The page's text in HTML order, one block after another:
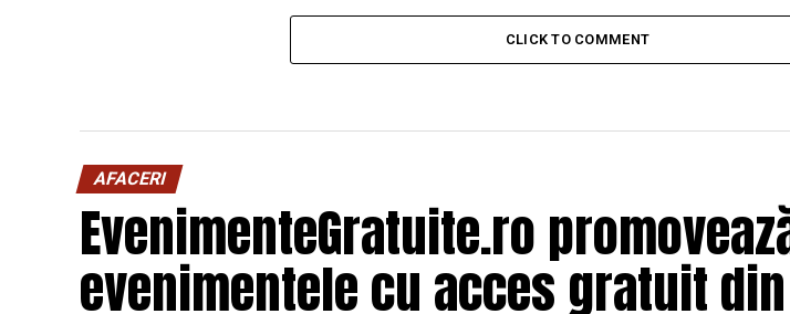
CLICK TO COMMENT
AFACERI
EvenimenteGratuite.ro
evenimentele cu acces gratuit